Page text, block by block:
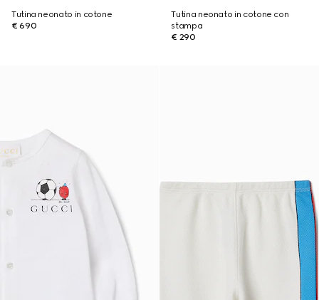
Tutina neonato in cotone
€ 690
Tutina neonato in cotone con
stampa
€ 290